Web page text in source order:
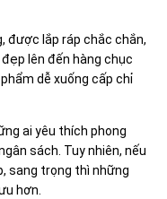
được lắp ráp chắc chắn,
lên đến hàng chục
dễ xuống cấp chỉ
ai yêu thích phong
sách. Tuy nhiên, nếu
sang trọng thì những
hơn.